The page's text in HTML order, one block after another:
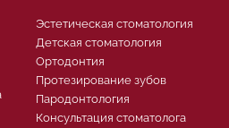
Эстетическая стоматология
Детская стоматология
Ортодонтия
Протезирование зубов
Пародонтология
Консультация стоматолога